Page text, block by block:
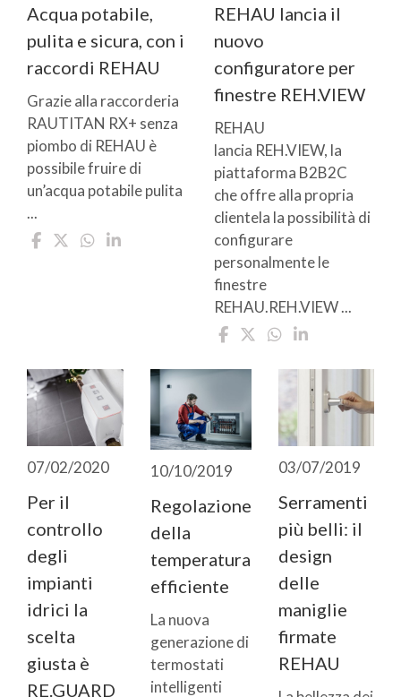
Acqua potabile,
pulita e sicura, con i
raccordi REHAU
Grazie alla raccorderia
RAUTITAN RX+ senza
piombo di REHAU è
possibile fruire di
un’acqua potabile pulita
...
REHAU lancia il
nuovo
configuratore per
finestre REH.VIEW
REHAU
lancia REH.VIEW, la
piattaforma B2B2C
che offre alla propria
clientela la possibilità di
configurare
personalmente le
finestre
REHAU.REH.VIEW ...
07/02/2020
Per il
controllo
degli
impianti
idrici la
scelta
giusta è
RE.GUARD
10/10/2019
Regolazione
della
temperatura
efficiente
La nuova
generazione di
termostati
intelligenti
03/07/2019
Serramenti
più belli: il
design
delle
maniglie
firmate
REHAU